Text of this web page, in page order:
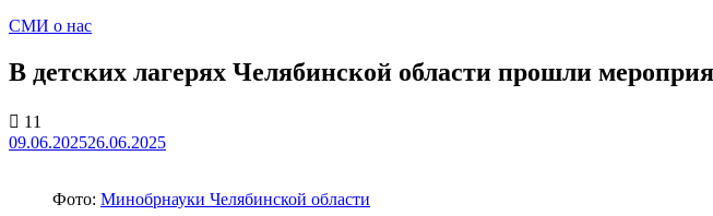
СМИ о нас
В детских лагерях Челябинской области прошли
11
09.06.202526.06.2025
Фото: Минобрнауки Челябинской области